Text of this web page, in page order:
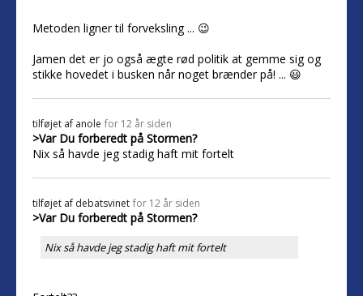
Metoden ligner til forveksling ... 😉
Jamen det er jo også ægte rød politik at gemme sig og
stikke hovedet i busken når noget brænder på! ... 😃
tilføjet af anole for 12 år siden
>Var Du forberedt på Stormen?
Nix så havde jeg stadig haft mit fortelt
tilføjet af debatsvinet for 12 år siden
>Var Du forberedt på Stormen?
Nix så havde jeg stadig haft mit fortelt